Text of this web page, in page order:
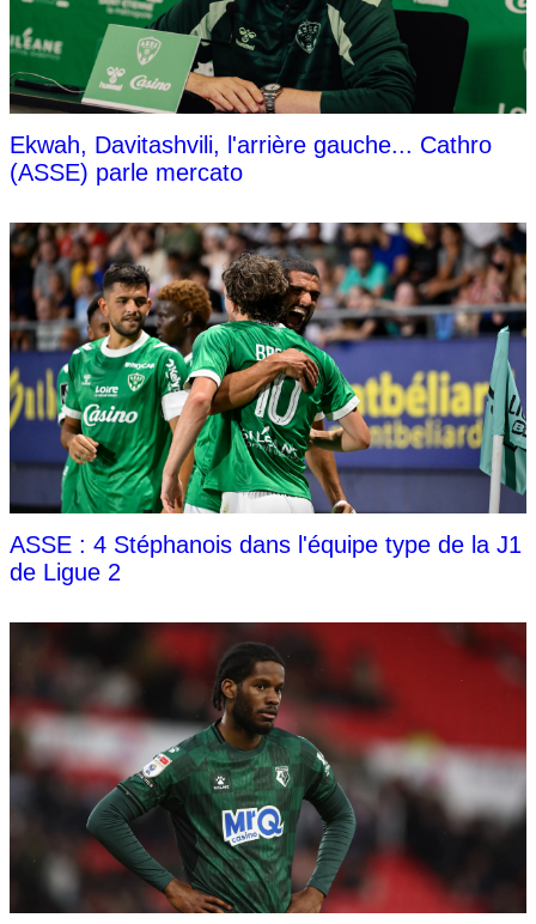
Ekwah, Davitashvili, l'arrière gauche... Cathro
(ASSE) parle mercato
ASSE : 4 Stéphanois dans l'équipe type de la J1
de Ligue 2